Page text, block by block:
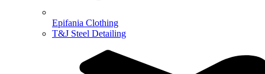
Epifania Clothing
T&J Steel Detailing